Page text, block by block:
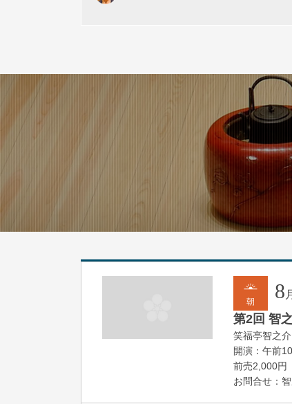
朝 8
第2回 智
笑福亭智之
開演：午前
前売2,000
お問合せ：